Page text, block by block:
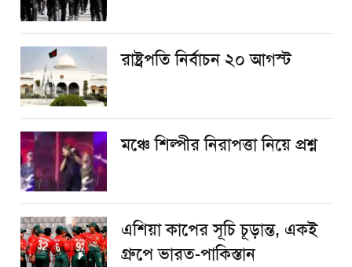
রাষ্ট্রপতি নির্বাচন ২০ আগস্ট
​মঞ্চে শিল্পীর নিরাপত্তা নিয়ে প্রশ্ন
এশিয়া কাপের সূচি চূড়ান্ত, একই
গ্রুপে ভারত-পাকিস্তান